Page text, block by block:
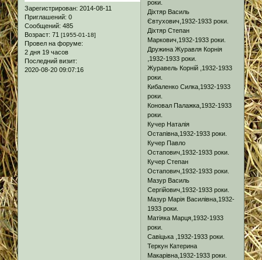
Зарегистрирован: 2014-08-11
Приглашений: 0
Сообщений: 485
Возраст: 71 [1955-01-18]
Провел на форуме:
2 дня 19 часов
Последний визит:
2020-08-20 09:07:16
роки.
Діхтяр Василь
Євтухович,1932-1933 роки.
Діхтяр Степан
Маркович,1932-1933 роки.
Дружина Журавля Корнія
,1932-1933 роки.
Журавель Корній ,1932-1933
роки.
Кибаленко Силка,1932-1933
роки.
Коновал Палажка,1932-1933
роки.
Кучер Наталія
Остапівна,1932-1933 роки.
Кучер Павло
Остапович,1932-1933 роки.
Кучер Степан
Остапович,1932-1933 роки.
Мазур Василь
Сергійович,1932-1933 роки.
Мазур Марія Василівна,1932-
1933 роки.
Матіяка Марця,1932-1933
роки.
Савіцька ,1932-1933 роки.
Теркун Катерина
Макарівна,1932-1933 роки.